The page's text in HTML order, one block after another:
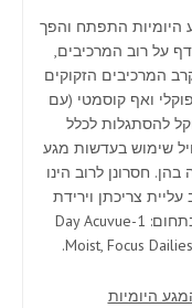
התפתח והפך
על רוב המרכיבים,
המרכיבים הזקוקים
ואף קוסמטי (עם
להסתגלות לכלל
שימוש בעדשות מגע
חסרונן לרוב הינו
צריכתן וירידת
מחירי עלויות הייצור. מוצרים מובילים בתחום: 1-Day Acuvue
Moist, Focus
היומיות